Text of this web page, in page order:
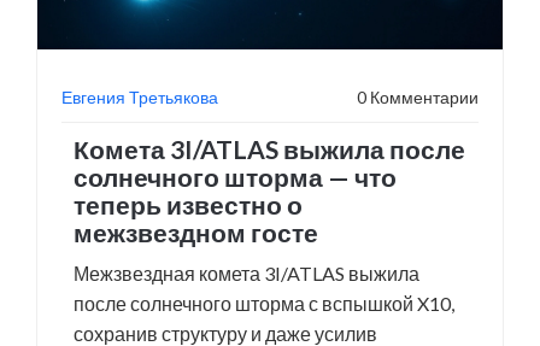
Евгения Третьякова 0 Комментарии
Комета 3I/ATLAS выжила после
солнечного шторма — что
теперь известно о
межзвездном госте
Межзвездная комета 3I/ATLAS выжила
после солнечного шторма с вспышкой X10,
сохранив структуру и даже усилив